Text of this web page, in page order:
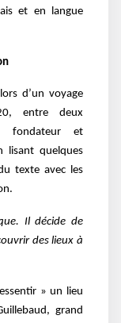
et en langue
d’un voyage
entre deux
fondateur et
lisant quelques
texte avec les
Il décide de
des lieux à
» un lieu
grand